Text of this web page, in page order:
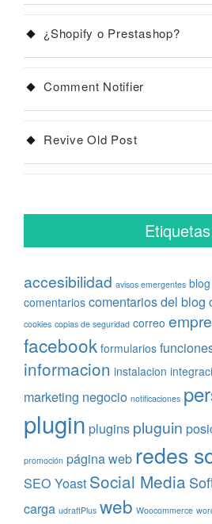
¿Shopify o Prestashop?
Comment Notifier
Revive Old Post
Etiquetas
accesibilidad avisos emergentes blog
comentarios comentarios del blog
cookies copias de seguridad correo
facebook formularios
informacion instalacion
marketing negocio notificaciones
plugin plugins pluguin
promoción página web redes
SEO Yoast Social Media
carga udraftPlus web Woocommerce